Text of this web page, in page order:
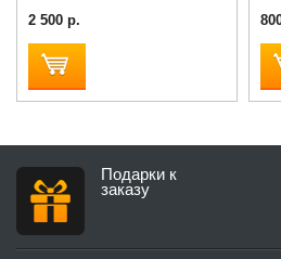
2 500 р.
Подарки к
заказу